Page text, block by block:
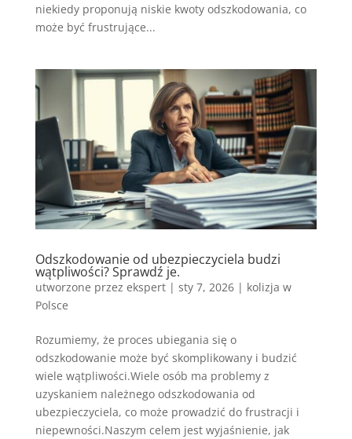
niekiedy proponują niskie kwoty odszkodowania, co
może być frustrujące...
Odszkodowanie od ubezpieczyciela budzi
wątpliwości? Sprawdź je.
utworzone przez ekspert| sty 7, 2026| kolizja w
Polsce
Rozumiemy, że proces ubiegania się o
odszkodowanie może być skomplikowany i budzić
wiele wątpliwości.Wiele osób ma problemy z
uzyskaniem należnego odszkodowania od
ubezpieczyciela, co może prowadzić do frustracji i
niepewności.Naszym celem jest wyjaśnienie, jak